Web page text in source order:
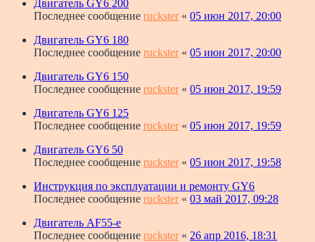
Двигатель GY6 200
Последнее сообщение ruckster« 05 июн 2017, 20:00
Двигатель GY6 180
Последнее сообщение ruckster« 05 июн 2017, 20:00
Двигатель GY6 150
Последнее сообщение ruckster« 05 июн 2017, 19:59
Двигатель GY6 125
Последнее сообщение ruckster« 05 июн 2017, 19:59
Двигатель GY6 50
Последнее сообщение ruckster« 05 июн 2017, 19:58
Инструкция по эксплуатации и ремонту GY6
Последнее сообщение ruckster« 03 май 2017, 09:28
Двигатель AF55-e
Последнее сообщение ruckster« 26 апр 2016, 18:31